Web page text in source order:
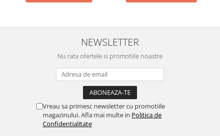
NEWSLETTER
Nu rata ofertele si promotiile noastre
Vreau sa primesc newsletter cu promotiile
magazinului. Afla mai multe in Politica de
Confidentialitate